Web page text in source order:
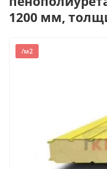
1200 мм,
/м2